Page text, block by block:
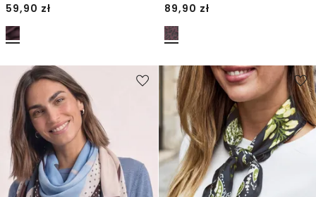
59,90 zł
89,90 zł